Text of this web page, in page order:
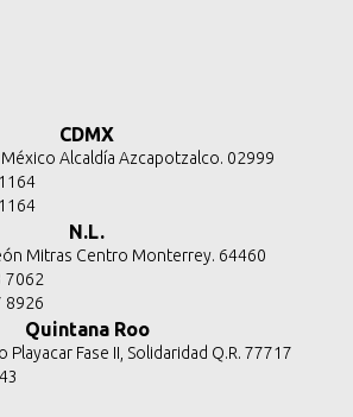
CDMX
Alcaldía Azcapotzalco. 02999
N.L.
Mitras Centro Monterrey. 64460
7062
8926
Quintana Roo
Playacar Fase II, Solidaridad Q.R. 77717